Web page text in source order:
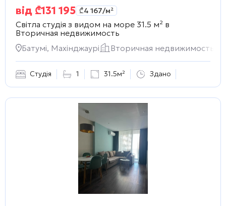
від ₾131 195 ₾4 167/м²
Світла студія з видом на море 31.5 м² в
Вторичная недвижимость
Батумі, Махінджаурі
Вторичная недвижимость
Студія 1 31.5м² Здано